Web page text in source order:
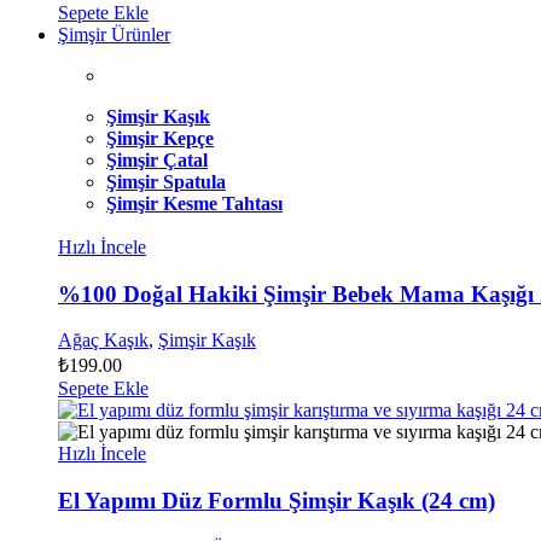
Sepete Ekle
Şimşir Ürünler
Şimşir Kaşık
Şimşir Kepçe
Şimşir Çatal
Şimşir Spatula
Şimşir Kesme Tahtası
Hızlı İncele
%100 Doğal Hakiki Şimşir Bebek Mama Kaşığı
Ağaç Kaşık, Şimşir Kaşık
₺199.00
Sepete Ekle
Hızlı İncele
El Yapımı Düz Formlu Şimşir Kaşık (24 cm)